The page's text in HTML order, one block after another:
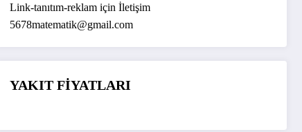
Link-tanıtım-reklam için İletişim
5678matematik@gmail.com
YAKIT FİYATLARI